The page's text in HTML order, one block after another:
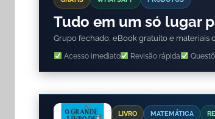
Tudo em um só lugar
Grupo fechado, eBook gratuito e materiais
Acesso imediato Revisão rápida
LIVRO MATEMÁTICA